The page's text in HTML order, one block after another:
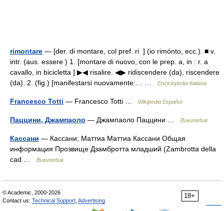
rimontare — [der. di montare, col pref. ri ] (io rimónto, ecc.). ■ v.
intr. (aus. essere ) 1. [montare di nuovo, con le prep. a, in : r. a
cavallo, in bicicletta ] ▶◀ risalire. ◀▶ ridiscendere (da), riscendere
(da). 2. (fig.) [manifestarsi nuovamente:… …
Enciclopedia Italiana
Francesco Totti — Francesco Totti … Wikipedia Español
Паццини, Джампаоло — Джампаоло Паццини … Википедия
Кассани — Кассани, Маттиа Маттиа Кассани Общая
информация Прозвище Дзамбротта младший (Zambrotta della
cad …
Википедия
18+
© Academic, 2000-2026
Contact us: Technical Support Advertising